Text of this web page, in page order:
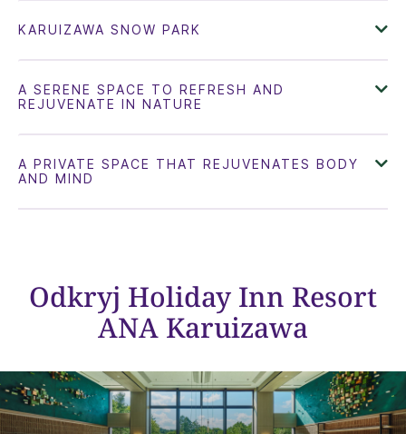
Odkryj Holiday Inn Resort
ANA Karuizawa